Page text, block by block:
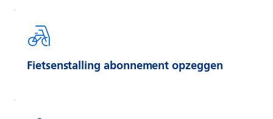
Fietsenstalling abonnement opzeggen